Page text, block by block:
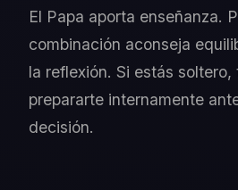
El Papa aporta enseñanza.
combinación aconseja
la reflexión. Si estás soltero,
prepararte internamente
decisión.